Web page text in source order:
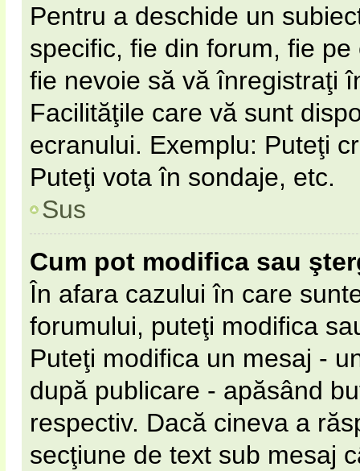
Pentru a deschide un
specific, fie din forum, fie
fie nevoie să vă înregistraţi
Facilităţile care vă sunt
ecranului. Exemplu: Puteţi
Puteţi vota în sondaje, etc.
Sus
Cum pot modifica sau
În afara cazului în care
forumului, puteţi modifica
Puteţi modifica un mesaj -
după publicare - apăsând
respectiv. Dacă cineva a
secţiune de text sub mesaj